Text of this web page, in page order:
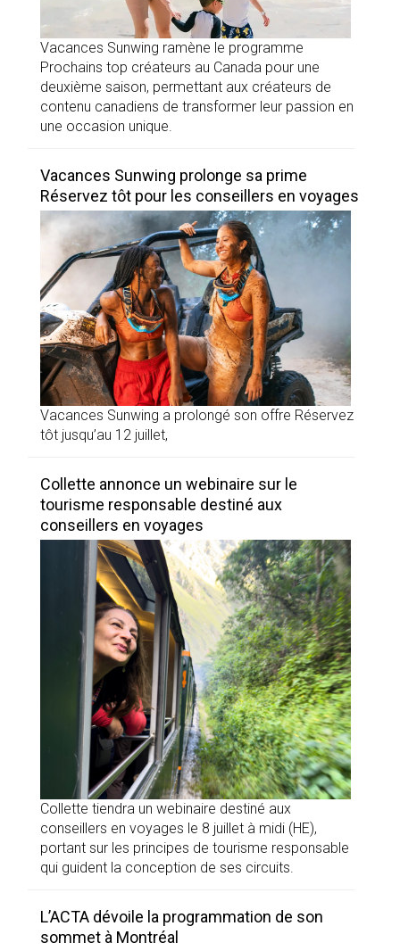
Vacances Sunwing ramène le programme
Prochains top créateurs au Canada pour une
deuxième saison, permettant aux créateurs de
contenu canadiens de transformer leur passion en
une occasion unique.
Vacances Sunwing prolonge sa prime
Réservez tôt pour les conseillers en voyages
Vacances Sunwing a prolongé son offre Réservez
tôt jusqu’au 12 juillet,
Collette annonce un webinaire sur le
tourisme responsable destiné aux
conseillers en voyages
Collette tiendra un webinaire destiné aux
conseillers en voyages le 8 juillet à midi (HE),
portant sur les principes de tourisme responsable
qui guident la conception de ses circuits.
L’ACTA dévoile la programmation de son
sommet à Montréal